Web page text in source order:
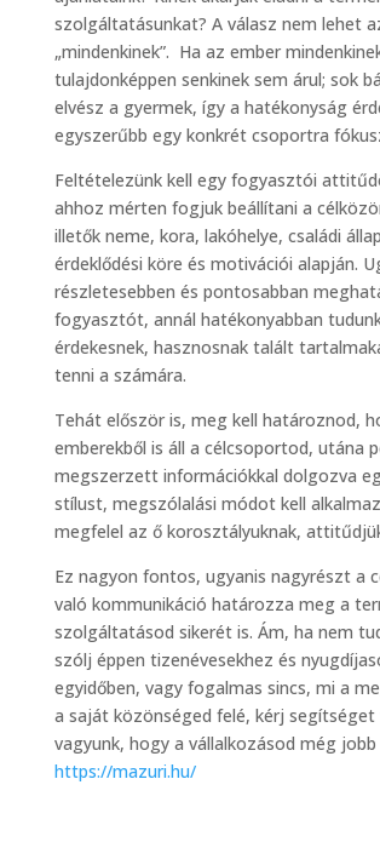
szolgáltatásunkat? A válasz nem lehet
„mindenkinek”. Ha az ember
tulajdonképpen senkinek sem árul; sok
elvész a gyermek, így a hatékonyság
egyszerűbb egy konkrét csoportra
Feltételezünk kell egy fogyasztói
ahhoz mérten fogjuk beállítani a
illetők neme, kora, lakóhelye, családi
érdeklődési köre és motivációi alapján.
részletesebben és pontosabban
fogyasztót, annál hatékonyabban
érdekesnek, hasznosnak talált
tenni a számára.
Tehát először is, meg kell határoznod,
emberekből is áll a célcsoportod, utána
megszerzett információkkal dolgozva
stílust, megszólalási módot kell
megfelel az ő korosztályuknak,
Ez nagyon fontos, ugyanis nagyrészt a
való kommunikáció határozza meg a
szolgáltatásod sikerét is. Ám, ha nem
szólj éppen tizenévesekhez és
egyidőben, vagy fogalmas sincs, mi a
a saját közönséged felé, kérj segítséget
vagyunk, hogy a vállalkozásod még jobb
https://mazuri.hu/